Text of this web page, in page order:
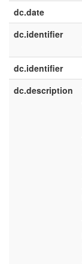
dc.date
dc.identifier
dc.identifier
dc.description